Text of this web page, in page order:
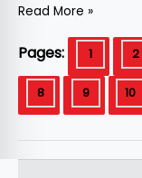
Read More »
Pages: 1 2
8 9 10